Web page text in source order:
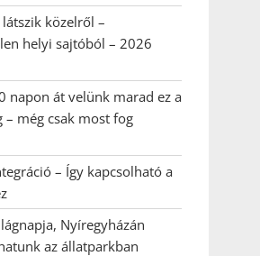
közelről –
helyi sajtóból – 2026
napon át velünk marad ez a
még csak most fog
– Így kapcsolható a
Nyíregyházán
az állatparkban